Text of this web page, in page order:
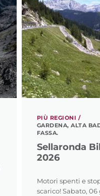
PIÙ REGIONI /
GARDENA, ALTA
FASSA.
Sellaronda
2026
Motori spenti e
scarico! Sabato,